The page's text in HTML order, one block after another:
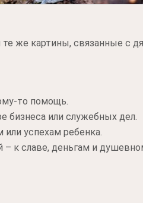
же картины, связанные с
то помощь.
или служебных дел.
успехам ребенка.
– к славе, деньгам и